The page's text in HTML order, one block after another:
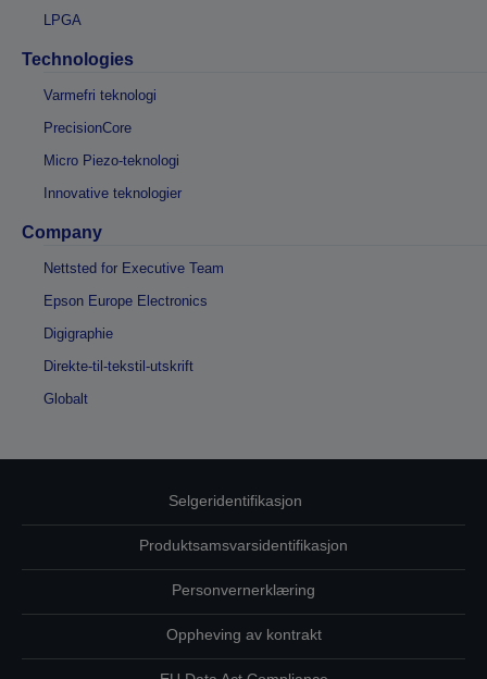
LPGA
Technologies
Varmefri teknologi
PrecisionCore
Micro Piezo-teknologi
Innovative teknologier
Company
Nettsted for Executive Team
Epson Europe Electronics
Digigraphie
Direkte-til-tekstil-utskrift
Globalt
Selgeridentifikasjon
Produktsamsvarsidentifikasjon
Personvernerklæring
Oppheving av kontrakt